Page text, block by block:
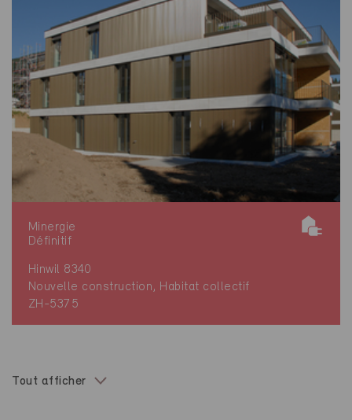
Minergie
Définitif
Hinwil 8340
Nouvelle construction, Habitat collectif
ZH-5375
Tout afficher